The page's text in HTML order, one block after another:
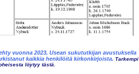
vuonna 2023. Usean sukututkijan avustuksella
kaikkia henkilöitä kirkonkirjoista. Tarkempi
löytyy tästä.